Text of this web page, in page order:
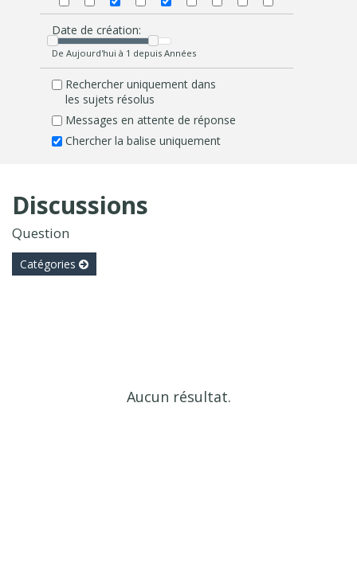
Date de création:
De Aujourd'hui à 1 depuis Années
Rechercher uniquement dans
les sujets résolus
Messages en attente de réponse
Chercher la balise uniquement
Discussions
Question
Catégories
Aucun résultat.